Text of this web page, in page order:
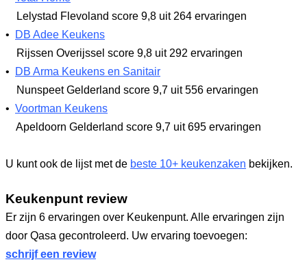
Lelystad Flevoland score 9,8 uit 264 ervaringen
•
DB Adee Keukens
Rijssen Overijssel score 9,8 uit 292 ervaringen
•
DB Arma Keukens en Sanitair
Nunspeet Gelderland score 9,7 uit 556 ervaringen
• Voortman Keukens
Apeldoorn Gelderland score 9,7 uit 695 ervaringen
U kunt ook de lijst met de beste 10+ keukenzaken bekijken.
Keukenpunt review
Er zijn 6 ervaringen over Keukenpunt. Alle ervaringen zijn
door Qasa gecontroleerd. Uw ervaring toevoegen:
schrijf een review